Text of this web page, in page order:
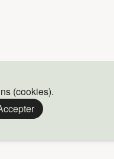
(cookies).